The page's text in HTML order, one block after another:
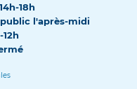
18h
public l'après-midi